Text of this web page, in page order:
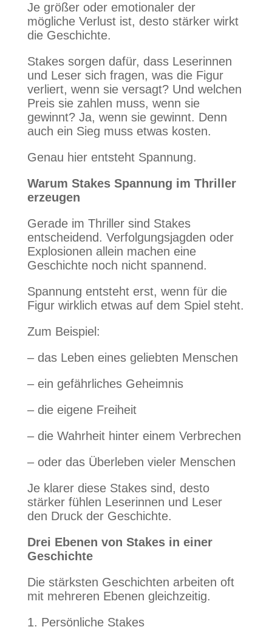
Je größer oder emotionaler der
mögliche Verlust ist, desto stärker wirkt
die Geschichte.
Stakes sorgen dafür, dass Leserinnen
und Leser sich fragen, was die Figur
verliert, wenn sie versagt? Und welchen
Preis sie zahlen muss, wenn sie
gewinnt? Ja, wenn sie gewinnt. Denn
auch ein Sieg muss etwas kosten.
Genau hier entsteht Spannung.
Warum Stakes Spannung im Thriller
erzeugen
Gerade im Thriller sind Stakes
entscheidend. Verfolgungsjagden oder
Explosionen allein machen eine
Geschichte noch nicht spannend.
Spannung entsteht erst, wenn für die
Figur wirklich etwas auf dem Spiel steht.
Zum Beispiel:
– das Leben eines geliebten Menschen
– ein gefährliches Geheimnis
– die eigene Freiheit
– die Wahrheit hinter einem Verbrechen
– oder das Überleben vieler Menschen
Je klarer diese Stakes sind, desto
stärker fühlen Leserinnen und Leser
den Druck der Geschichte.
Drei Ebenen von Stakes in einer
Geschichte
Die stärksten Geschichten arbeiten oft
mit mehreren Ebenen gleichzeitig.
1. Persönliche Stakes